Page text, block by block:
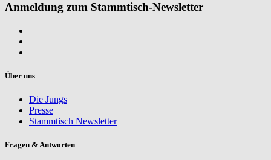
Anmeldung zum Stammtisch-Newsletter
Über uns
Die Jungs
Presse
Stammtisch Newsletter
Fragen & Antworten